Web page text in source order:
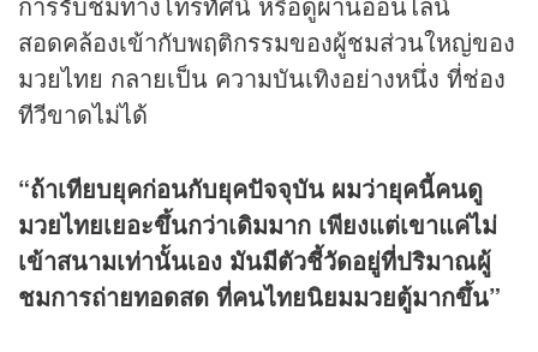
สอดคล้องเข้ากับพฤติกรรมของผู้ชมส่วนใหญ่ของ
มวยไทย กลายเป็น ความบันเทิงอย่างหนึ่ง ที่ช่อง
ทีวีขาดไม่ได้
“ถ้าเทียบยุคก่อนกับยุคปัจจุบัน ผมว่ายุคนี้คนดู
มวยไทยเยอะขึ้นกว่าเดิมมาก เพียงแต่เขาแค่ไม่
เข้าสนามเท่านั้นเอง มันมีตัวชี้วัดอยู่ที่ปริมาณผู้
ชมการถ่ายทอดสด ที่คนไทยนิยมมวยตู้มากขึ้น”